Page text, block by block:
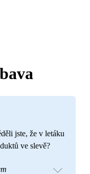
jste, že v letáku
ve slevě?